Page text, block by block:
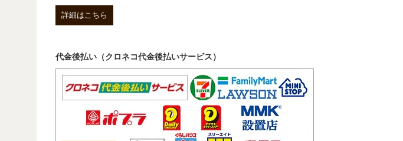
詳細はこちら
代金後払い（クロネコ代金後払いサービス）